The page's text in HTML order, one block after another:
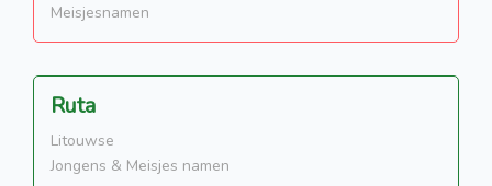
Meisjesnamen
Ruta
Litouwse
Jongens & Meisjes namen